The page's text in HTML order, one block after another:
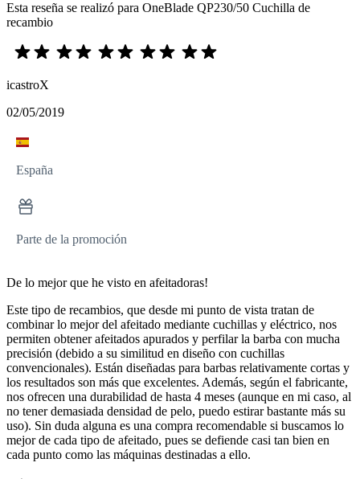
Esta reseña se realizó para OneBlade QP230/50 Cuchilla de
recambio
icastroX
02/05/2019
España
Parte de la promoción
De lo mejor que he visto en afeitadoras!
Este tipo de recambios, que desde mi punto de vista tratan de
combinar lo mejor del afeitado mediante cuchillas y eléctrico, nos
permiten obtener afeitados apurados y perfilar la barba con mucha
precisión (debido a su similitud en diseño con cuchillas
convencionales). Están diseñadas para barbas relativamente cortas y
los resultados son más que excelentes. Además, según el fabricante,
nos ofrecen una durabilidad de hasta 4 meses (aunque en mi caso, al
no tener demasiada densidad de pelo, puedo estirar bastante más su
uso). Sin duda alguna es una compra recomendable si buscamos lo
mejor de cada tipo de afeitado, pues se defiende casi tan bien en
cada punto como las máquinas destinadas a ello.